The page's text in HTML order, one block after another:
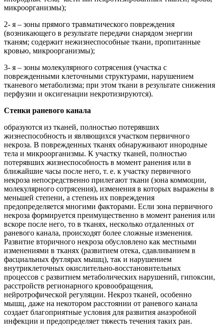
микроорганизмы);
2- я – зоны прямого травматического повреждения
(возникающего в результате передачи снарядом энергии
тканям; содержит нежизнеспособные ткани, пропитанные
кровью, микроорганизмы);
3- я – зоны молекулярного сотрясения (участка с
поврежденными клеточными структурами, нарушением
тканевого метаболизма; при этом ткани в результате снижения
перфузии и оксигенации некротизируются).
Стенки раневого канала
образуются из тканей, полностью потерявших
жизнеспособность и являющихся участком первичного
некроза. В поврежденных тканях обнаруживают инородные
тела и микроорганизмы. К участку тканей, полностью
потерявших жизнеспособность в момент ранения или в
ближайшие часы после него, т. е. к участку первичного
некроза непосредственно прилегают ткани (зона коммоции,
молекулярного сотрясения), изменения в которых выражены в
меньшей степени, а степень их повреждения
предопределяется многими факторами. Если зона первичного
некроза формируется преимущественно в момент ранения или
вскоре после него, то в тканях, несколько отдаленных от
раневого канала, происходят более сложные изменения.
Развитие вторичного некроза обусловлено как местными
изменениями в тканях (развитием отека, сдавливанием в
фасциальных футлярах мышц), так и нарушением
внутриклеточных окислительно-восстановительных
процессов с развитием метаболических нарушений, гипоксии,
расстройств регионарного кровообращения,
нейротрофической регуляции. Некроз тканей, особенно
мышц, даже на некотором расстоянии от раневого канала
создает благоприятные условия для развития анаэробной
инфекции и предопределяет тяжесть течения таких ран.